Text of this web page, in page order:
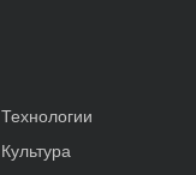
Технологии
Культура